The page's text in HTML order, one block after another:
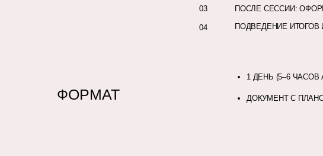
1 ДЕНЬ (5–6
ДОКУМЕНТ С
ФОРМАТ
03
04
ПОСЛЕ СЕССИИ:
ПОДВЕДЕНИЕ